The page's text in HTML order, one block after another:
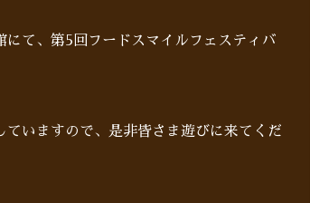
にて、第5回フードスマイルフェスティバ
ていますので、是非皆さま遊びに来てくだ